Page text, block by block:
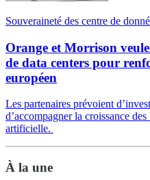
Souveraineté des centre de
Orange et Morrison
de data centers pour
européen
Les partenaires prévoient
d’accompagner la croissance
artificielle.
À la une